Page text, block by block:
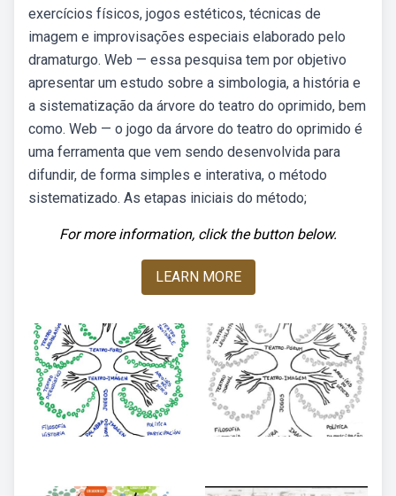
exercícios físicos, jogos estéticos, técnicas de
imagem e improvisações especiais elaborado pelo
dramaturgo. Web — essa pesquisa tem por objetivo
apresentar um estudo sobre a simbologia, a história e
a sistematização da árvore do teatro do oprimido, bem
como. Web — o jogo da árvore do teatro do oprimido é
uma ferramenta que vem sendo desenvolvida para
difundir, de forma simples e interativa, o método
sistematizado. As etapas iniciais do método;
For more information, click the button below.
LEARN MORE